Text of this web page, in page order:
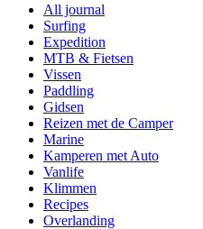
All journal
Surfing
Expedition
MTB & Fietsen
Vissen
Paddling
Gidsen
Reizen met de Camper
Marine
Kamperen met Auto
Vanlife
Klimmen
Recipes
Overlanding